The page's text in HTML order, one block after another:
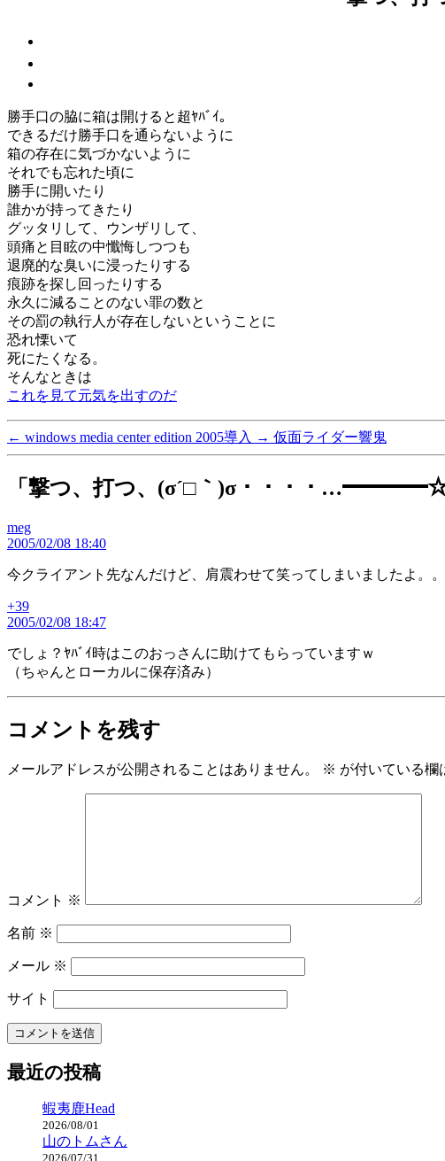
勝手口の脇に箱は開けると超ﾔﾊﾞｲ。
できるだけ勝手口を通らないように
箱の存在に気づかないように
それでも忘れた頃に
勝手に開いたり
誰かが持ってきたり
グッタリして、ウンザリして、
頭痛と目眩の中懺悔しつつも
退廃的な臭いに浸ったりする
痕跡を探し回ったりする
永久に減ることのない罪の数と
その罰の執行人が存在しないということに
恐れ慄いて
死にたくなる。
そんなときは
これを見て元気を出すのだ
← windows media center edition 2005導入 → 仮面ライダー響鬼
「撃つ、打つ、(σ´□｀)σ・・・・…━━━━☆
megの
発
2005/02/08 18:40
今クライアント先なんだけど、肩震わせて笑ってしまいましたよ。
+39の
発
2005/02/08 18:47
でしょ？ﾔﾊﾞｲ時はこのおっさんに助けてもらっていますｗ
（ちゃんとローカルに保存済み）
コメントを残す
メールアドレスが公開されることはありません。 ※ が付いている欄
コメント ※
名前 ※
メール ※
サイト
最近の投稿
蝦夷鹿Head
2026/08/01
山のトムさん
2026/07/31